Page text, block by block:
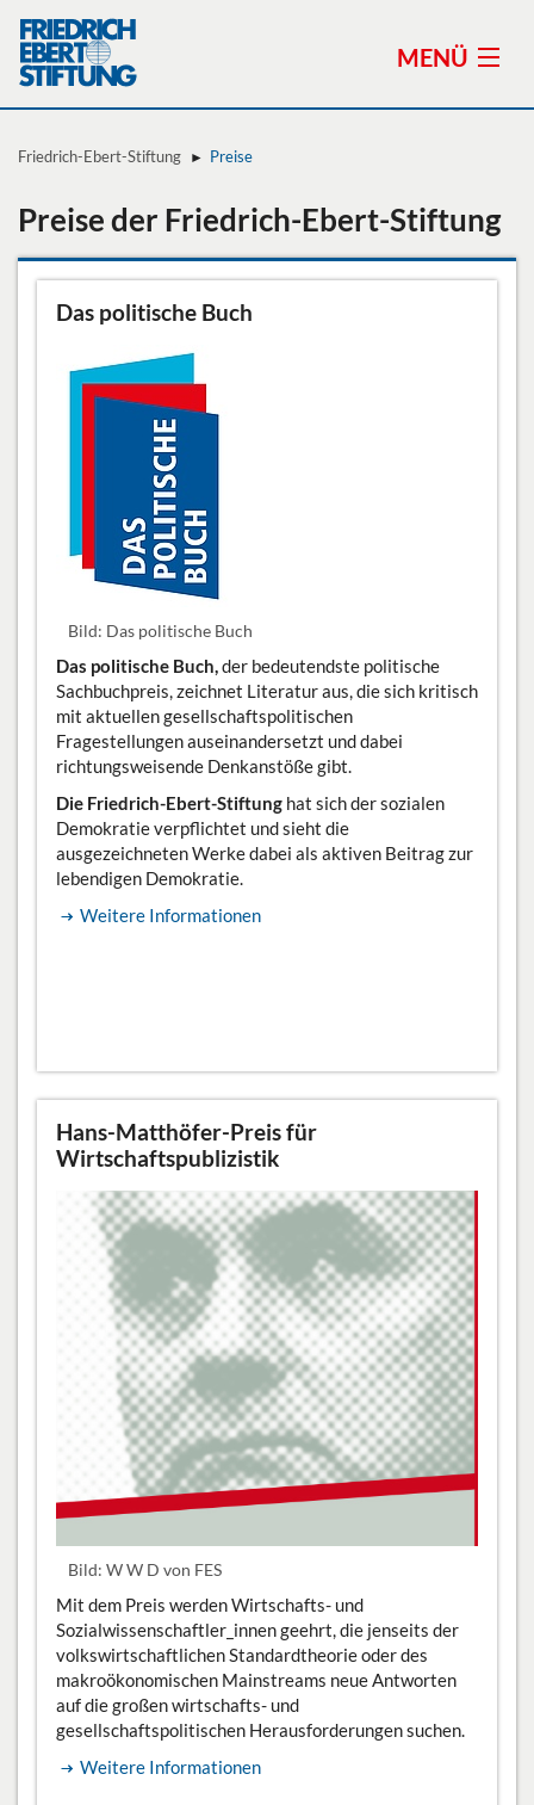
MENÜ
Themen
Stiftung
Preise der Friedrich-Ebert-Stiftung
Archiv der sozialen Demokratie
Stipendien
Presse
DE
Friedrich-Ebert-Stiftung Preise
Preise der Friedrich-Ebert-Stiftung
Das politische Buch
Bild: Das politische Buch
Das politische Buch,der bedeutendste politische
Sachbuchpreis, zeichnet Literatur aus, die sich kritisch
mit aktuellen gesellschaftspolitischen
Fragestellungen auseinandersetzt und dabei
richtungsweisende Denkanstöße gibt.
Die Friedrich-Ebert-Stiftung hat sich der sozialen
Demokratie verpflichtet und sieht die
ausgezeichneten Werke dabei als aktiven Beitrag zur
lebendigen Demokratie.
Weitere Informationen
Hans-Matthöfer-Preis für
Wirtschaftspublizistik
Bild: W W D von FES
Mit dem Preis werden Wirtschafts- und
Sozialwissenschaftler_innen geehrt, die jenseits der
volkswirtschaftlichen Standardtheorie oder des
makroökonomischen Mainstreams neue Antworten
auf die großen wirtschafts- und
gesellschaftspolitischen Herausforderungen suchen.
Weitere Informationen